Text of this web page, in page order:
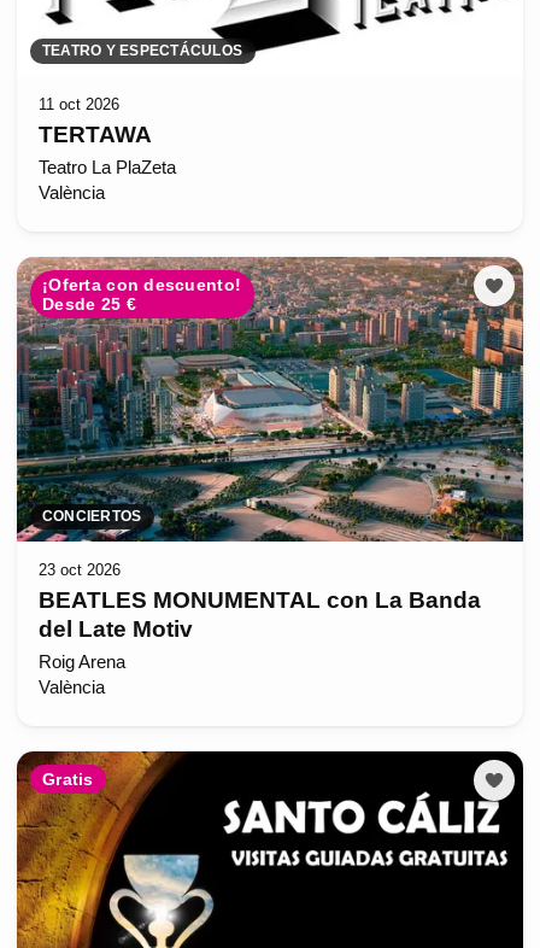
TEATRO Y ESPECTÁCULOS
11 oct 2026
TERTAWA
Teatro La PlaZeta
València
¡Oferta con descuento!
Desde 25 €
CONCIERTOS
23 oct 2026
BEATLES MONUMENTAL con La Banda
del Late Motiv
Roig Arena
València
Gratis